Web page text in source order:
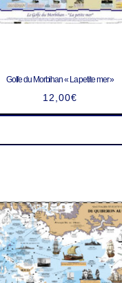
Golfe du Morbihan « La petite mer »
12,00€